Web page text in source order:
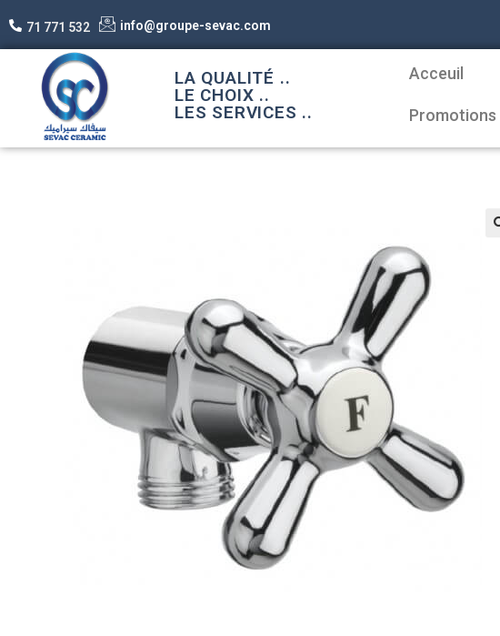
71 771 532 info@groupe-sevac.com
LA QUALITÉ ..
LE CHOIX ..
LES SERVICES ..
Acceuil
Promotions